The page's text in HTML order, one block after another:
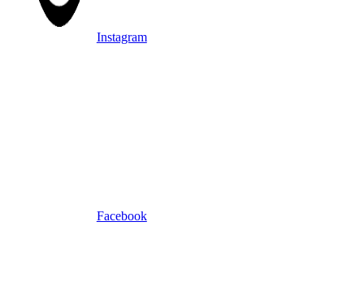
Instagram
Facebook